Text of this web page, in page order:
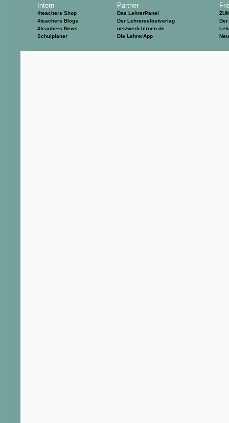
Intern
4teachers Shop
4teachers Blogs
4teachers News
Schulplaner
Partner
Das LehrerPanel
Der Lehrerselbstverlag
netzwerk-lernen.de
Die LehrerApp